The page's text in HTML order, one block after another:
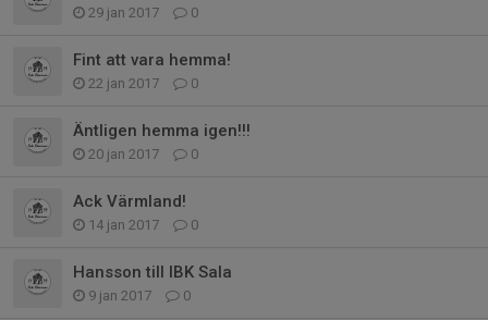
29 jan 2017 0
Fint att vara hemma!
22 jan 2017 0
Äntligen hemma igen!!!
20 jan 2017 0
Ack Värmland!
14 jan 2017 0
Hansson till IBK Sala
9 jan 2017 0